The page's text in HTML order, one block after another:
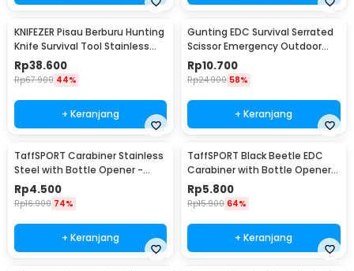
KNIFEZER Pisau Berburu Hunting
Knife Survival Tool Stainless
Steel - BUCK076
Rp38.600
Rp67.900 44%
+ Keranjang
Gunting EDC Survival Serrated
Scissor Emergency Outdoor
Tool
Rp10.700
Rp24.900 58%
+ Keranjang
TaffSPORT Carabiner Stainless
Steel with Bottle Opener -
ED25
Rp4.500
Rp16.900 74%
+ Keranjang
TaffSPORT Black Beetle EDC
Carabiner with Bottle Opener -
ED11
Rp5.800
Rp15.900 64%
+ Keranjang